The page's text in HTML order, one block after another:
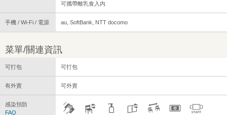
可攜帶離乳食入內
手機 / Wi-Fi / 電源 au, SoftBank, NTT docomo
菜單/關連資訊
可打包 可打包
有外賣 可外賣
感染預防
FAQ